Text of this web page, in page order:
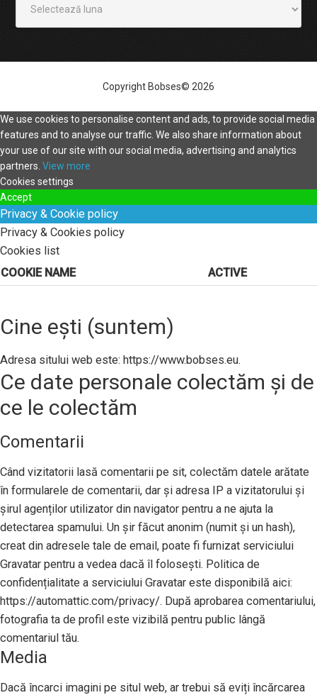
Copyright Bobses© 2026
We use cookies to personalise content and ads, to provide social media
features and to analyse our traffic. We also share information about
your use of our site with our social media, advertising and analytics
partners. View more
Cookies settings
Accept
Privacy & Cookie policy
Privacy & Cookies policy
Cookies list
COOKIE NAME
ACTIVE
Cine ești (suntem)
Adresa sitului web este: https://www.bobses.eu.
Ce date personale colectăm și de
ce le colectăm
Comentarii
Când vizitatorii lasă comentarii pe sit, colectăm datele arătate
în formularele de comentarii, dar și adresa IP a vizitatorului și
șirul agenților utilizator din navigator pentru a ne ajuta la
detectarea spamului. Un șir făcut anonim (numit și un hash),
creat din adresele tale de email, poate fi furnizat serviciului
Gravatar pentru a vedea dacă îl folosești. Politica de
confidențialitate a serviciului Gravatar este disponibilă aici:
https://automattic.com/privacy/. După aprobarea comentariului,
fotografia ta de profil este vizibilă pentru public lângă
comentariul tău.
Media
Dacă încarci imagini pe situl web, ar trebui să eviți încărcarea